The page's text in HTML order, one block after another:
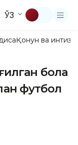
ЎЗ
Қонун ва
бола
футбол